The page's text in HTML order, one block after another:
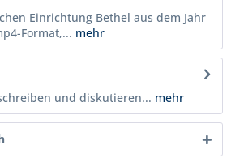
Einrichtung Bethel aus dem Jahr
Format,... mehr
und diskutieren... mehr